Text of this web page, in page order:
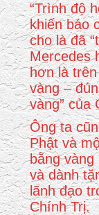
“Trình độ
khiến báo
cho là đã
Mercedes
hơn là
vàng –
vàng” của
Ông ta
Phật và
bằng vàng
và dành
lãnh đạo
Chính Trị.